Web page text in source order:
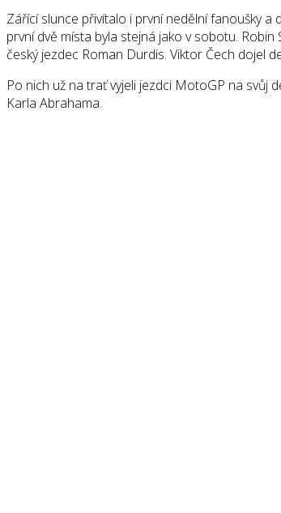
Zářící slunce přivítalo i první nedělní fanoušky
první dvě místa byla stejná jako v sobotu.
český jezdec Roman Durdis. Viktor Čech dojel
Po nich už na trať vyjeli jezdci MotoGP na svůj
Karla Abrahama.